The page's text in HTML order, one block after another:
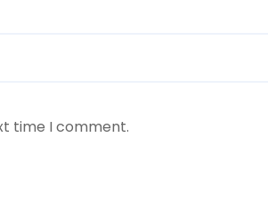
time I comment.